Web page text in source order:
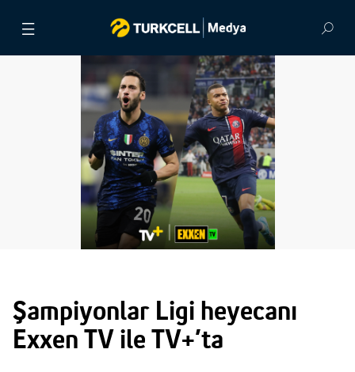
BASIN BÜLTENLERİ
GÖRSEL ARŞİV
Şampiyonlar Ligi heyecanı
Exxen TV ile TV+’ta